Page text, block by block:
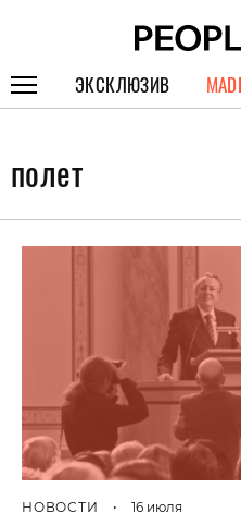
ЭКСКЛЮЗИВ
ИНТЕРВЬЮ
полет
НОВОСТИ • 16 июля